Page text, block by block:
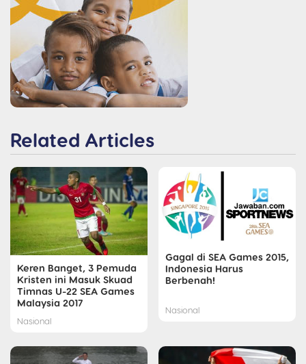
Related Articles
Keren Banget, 3 Pemuda
Kristen ini Masuk Skuad
Timnas U-22 SEA Games
Malaysia 2017
Nasional
Gagal di SEA Games 2015,
Indonesia Harus
Berbenah!
Nasional